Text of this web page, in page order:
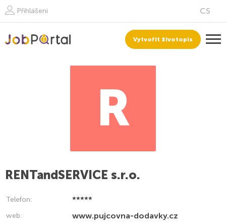
Přihlášeni
Vytvořit životopis
R
RENTandSERVICE s.r.o.
Telefon: *****
web: www.pujcovna-dodavky.cz